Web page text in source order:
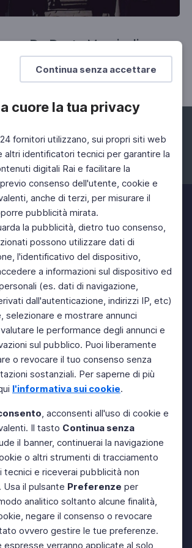
Continua senza accettare
cuore la tua privacy
fornitori utilizzano, sui propri siti web
altri identificatori tecnici per garantire la
digitali Rai e facilitare la
consenso dell'utente, cookie e
anche di terzi, per misurare il
pubblicità mirata.
la pubblicità, dietro tuo consenso,
possono utilizzare dati di
l'identificativo del dispositivo,
a informazioni sul dispositivo ed
(es. dati di navigazione,
dall'autenticazione, indirizzi IP, etc)
selezionare e mostrare annunci
le performance degli annunci e
sul pubblico. Puoi liberamente
o revocare il tuo consenso senza
sostanziali. Per saperne di più
l'informativa sui cookie.
, acconsenti all'uso di cookie e
Il tasto Continua senza
il banner, continuerai la navigazione
o altri strumenti di tracciamento
tecnici e riceverai pubblicità non
il pulsante Preferenze per
analitico soltanto alcune finalità,
negare il consenso o revocare
ovvero gestire le tue preferenze.
verranno applicate al solo
De Docta Marginalia
nella cura
Instagram Twitter